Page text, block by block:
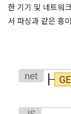
한 기기 및 네트워
서 파싱과 같은 흥